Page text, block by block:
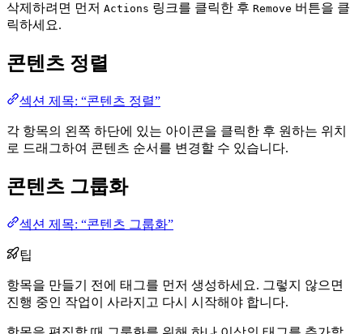
삭제하려면 먼저 Actions 링크를 클릭한 후 Remove 버튼을 클
릭하세요.
콘텐츠 정렬
섹션 제목: “콘텐츠 정렬”
각 항목의 왼쪽 하단에 있는 아이콘을 클릭한 후 원하는 위치
로 드래그하여 콘텐츠 순서를 변경할 수 있습니다.
콘텐츠 그룹화
섹션 제목: “콘텐츠 그룹화”
팁
항목을 만들기 전에 태그를 먼저 생성하세요. 그렇지 않으면
진행 중인 작업이 사라지고 다시 시작해야 합니다.